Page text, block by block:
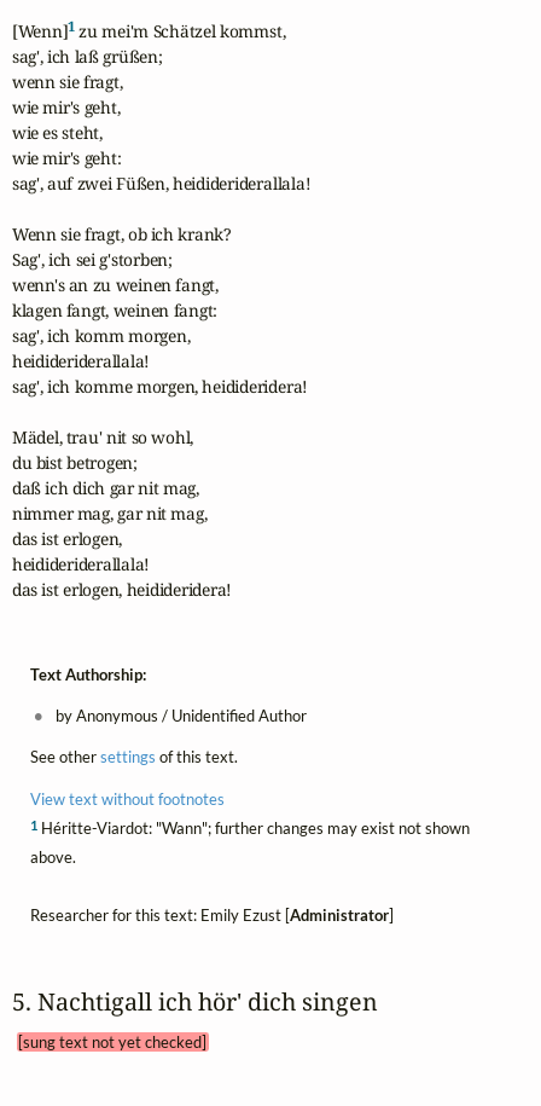
[Wenn]1 zu mei'm Schätzel kommst,
sag', ich laß grüßen;
wenn sie fragt,
wie mir's geht,
wie es steht,
wie mir's geht:
sag', auf zwei Füßen, heidideriderallala!
Wenn sie fragt, ob ich krank?
Sag', ich sei g'storben;
wenn's an zu weinen fangt,
klagen fangt, weinen fangt:
sag', ich komm morgen,
heidideriderallala!
sag', ich komme morgen, heidideridera!
Mädel, trau' nit so wohl,
du bist betrogen;
daß ich dich gar nit mag,
nimmer mag, gar nit mag,
das ist erlogen,
heidideriderallala!
das ist erlogen, heidideridera!
Text Authorship:
by Anonymous / Unidentified Author
See othersettings of this text.
View text without footnotes
1Héritte-Viardot: "Wann"; further changes may exist not shown
above.
Researcher for this text: Emily Ezust [Administrator]
5. Nachtigall ich hör' dich singen
[sung text not yet checked]